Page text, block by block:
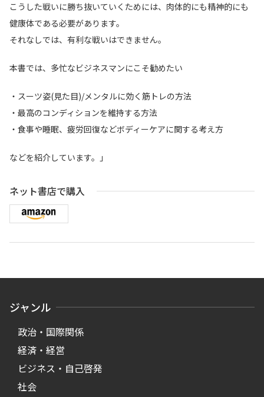
こうした戦いに勝ち抜いていくためには、肉体的にも精神的にも
健康体である必要があります。
それなしでは、有利な戦いはできません。
本書では、多忙なビジネスマンにこそ勧めたい
・スーツ姿(見た目)/メンタルに効く筋トレの方法
・最高のコンディションを維持する方法
・食事や睡眠、疲労回復などボディーケアに関する考え方
などを紹介しています。」
ネット書店で購入
ジャンル
政治・国際関係
経済・経営
ビジネス・自己啓発
社会